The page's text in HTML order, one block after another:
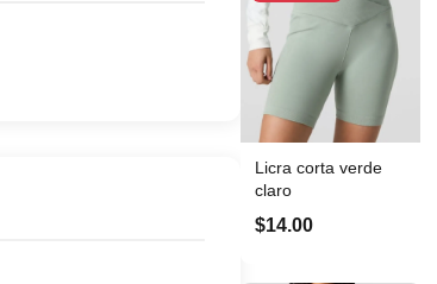
Licra corta verde
claro
$14.00